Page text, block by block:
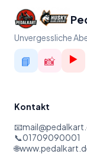
Unvergessliche
📘 📸 ▶️
Kontakt
📧
📞01709090001
🌐